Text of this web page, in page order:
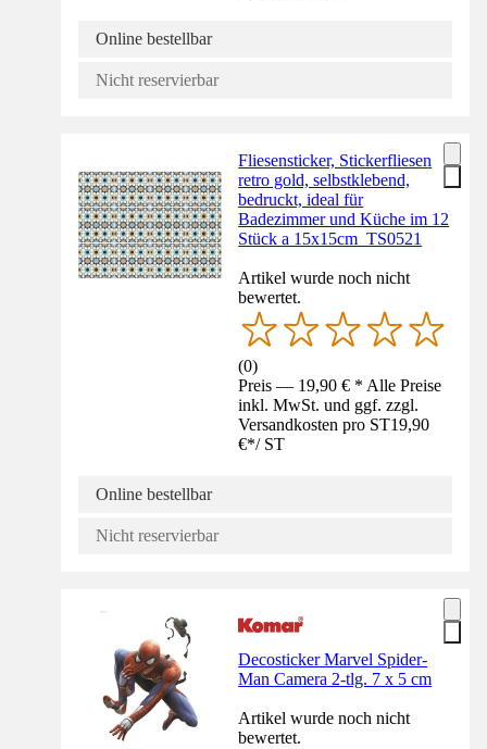
Online bestellbar
Nicht reservierbar
Fliesensticker, Stickerfliesen
retro gold, selbstklebend,
bedruckt, ideal für
Badezimmer und Küche im 12
Stück a 15x15cm_TS0521
Artikel wurde noch nicht
bewertet.
(0)
Preis — 19,90 € * Alle Preise
inkl. MwSt. und ggf. zzgl.
Versandkosten pro ST19,90
€*/ ST
Online bestellbar
Nicht reservierbar
Decosticker Marvel Spider-
Man Camera 2-tlg. 7 x 5 cm
Artikel wurde noch nicht
bewertet.